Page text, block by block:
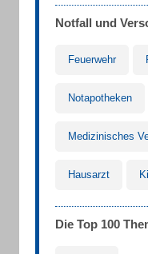
Notfall und
Feuerwehr
Notapotheken
Medizinisches
Hausarzt
Die Top 100